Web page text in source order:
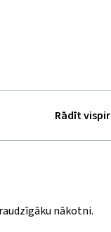
Rādīt
nākotni.